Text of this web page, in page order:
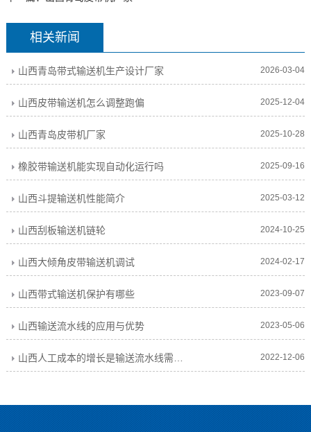
相关新闻
山西青岛带式输送机生产设计厂家 2026-03-04
山西皮带输送机怎么调整跑偏 2025-12-04
山西青岛皮带机厂家 2025-10-28
橡胶带输送机能实现自动化运行吗 2025-09-16
山西斗提输送机性能简介 2025-03-12
山西刮板输送机链轮 2024-10-25
山西大倾角皮带输送机调试 2024-02-17
山西带式输送机保护有哪些 2023-09-07
山西输送流水线的应用与优势 2023-05-06
山西人工成本的增长是输送流水线需求增长 2022-12-06